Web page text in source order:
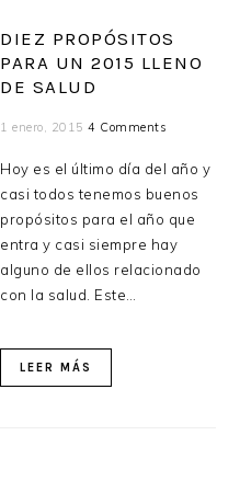
DIEZ PROPÓSITOS
PARA UN 2015 LLENO
DE SALUD
1 enero, 2015 4 Comments
Hoy es el último día del año y
casi todos tenemos buenos
propósitos para el año que
entra y casi siempre hay
alguno de ellos relacionado
con la salud. Este…
LEER MÁS